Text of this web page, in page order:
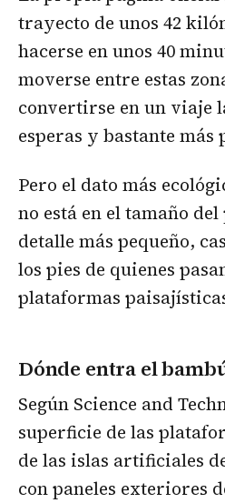
trayecto de unos 42
hacerse en unos 40
moverse entre estas
convertirse en un viaje
esperas y bastante más
Pero el dato más
no está en el tamaño
detalle más pequeño,
los pies de quienes
plataformas
Dónde entra el
Según Science and
superficie de las
de las islas artificiales
con paneles exteriores